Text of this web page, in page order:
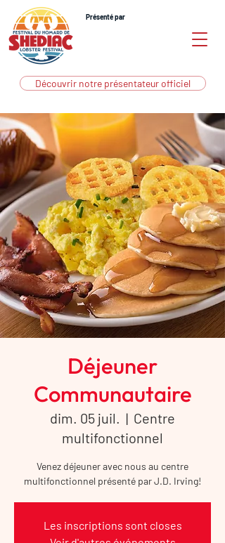
Présenté par
Découvrir notre présentateur officiel
Déjeuner
Communautaire
dim. 05 juil.
  |
Centre
multifonctionnel
Venez déjeuner avec nous au centre
multifonctionnel présenté par J.D. Irving!
Les inscriptions sont closes